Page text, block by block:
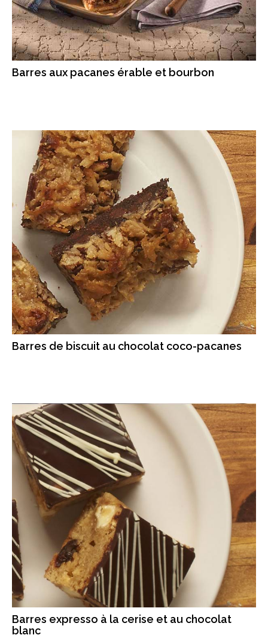
Barres aux pacanes érable et bourbon
Barres de biscuit au chocolat coco-pacanes
Barres expresso à la cerise et au chocolat
blanc